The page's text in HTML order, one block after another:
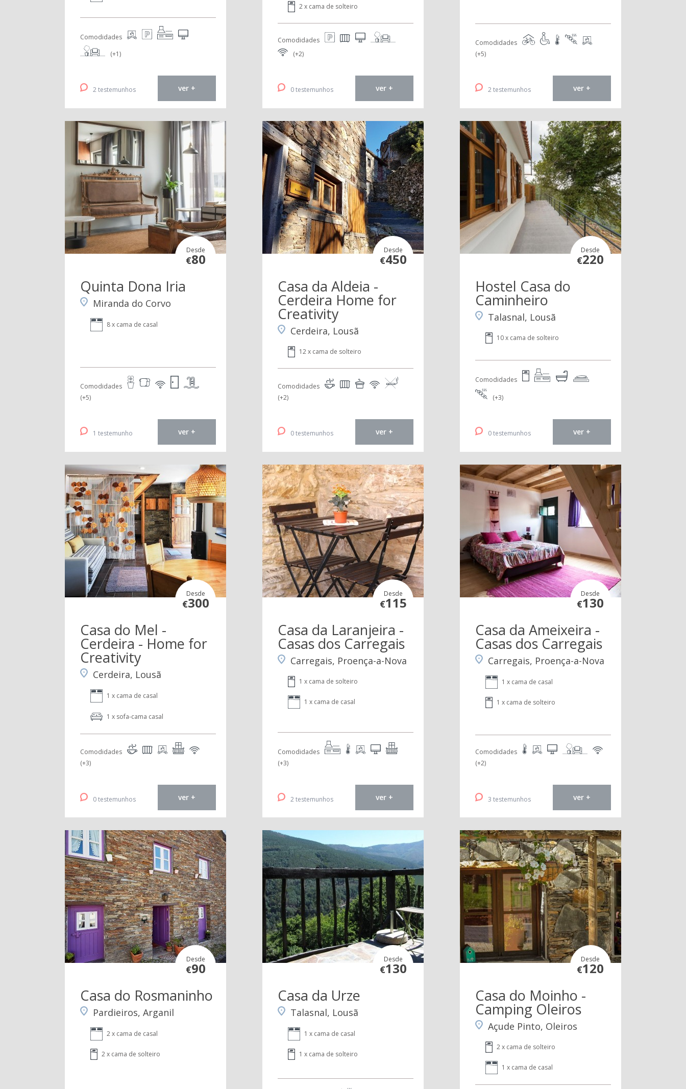
Comodidades
(+1)
2 testemunhos ver +
2 x cama de solteiro
Comodidades
(+2)
0 testemunhos ver +
Comodidades
(+5)
2 testemunhos ver +
Desde
€80
Quinta Dona Iria
Miranda do Corvo
8 x cama de casal
Comodidades
(+5)
1 testemunho ver +
Desde
€450
Casa da Aldeia -
Cerdeira Home for
Creativity
Cerdeira, Lousã
12 x cama de solteiro
Comodidades
(+2)
0 testemunhos ver +
Desde
€220
Hostel Casa do
Caminheiro
Talasnal, Lousã
10 x cama de solteiro
Comodidades
(+3)
0 testemunhos ver +
Desde
€300
Casa do Mel -
Cerdeira - Home for
Creativity
Cerdeira, Lousã
1 x cama de casal
1 x sofa-cama casal
Comodidades
(+3)
0 testemunhos ver +
Desde
€115
Casa da Laranjeira -
Casas dos Carregais
Carregais, Proença-a-Nova
1 x cama de solteiro
1 x cama de casal
Comodidades
(+3)
2 testemunhos ver +
Desde
€130
Casa da Ameixeira -
Casas dos Carregais
Carregais, Proença-a-Nova
1 x cama de casal
1 x cama de solteiro
Comodidades
(+2)
3 testemunhos ver +
Desde
€90
Casa do Rosmaninho
Pardieiros, Arganil
2 x cama de casal
2 x cama de solteiro
Desde
€130
Casa da Urze
Talasnal, Lousã
1 x cama de casal
1 x cama de solteiro
Desde
€120
Casa do Moinho -
Camping Oleiros
Açude Pinto, Oleiros
2 x cama de solteiro
1 x cama de casal